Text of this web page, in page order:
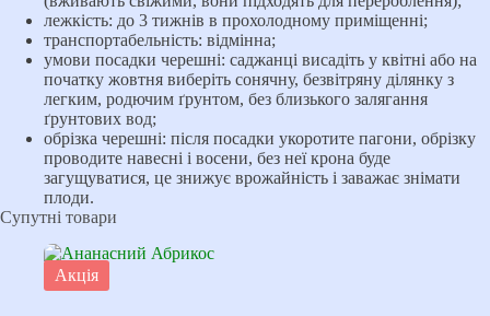
лежкість: до 3 тижнів в прохолодному приміщенні;
транспортабельність: відмінна;
умови посадки черешні: саджанці висадіть у квітні або на
початку жовтня виберіть сонячну, безвітряну ділянку з
легким, родючим ґрунтом, без близького залягання
ґрунтових вод;
обрізка черешні: після посадки укоротите пагони, обрізку
проводите навесні і восени, без неї крона буде
загущуватися, це знижує врожайність і заважає знімати
плоди.
Супутні товари
Акція